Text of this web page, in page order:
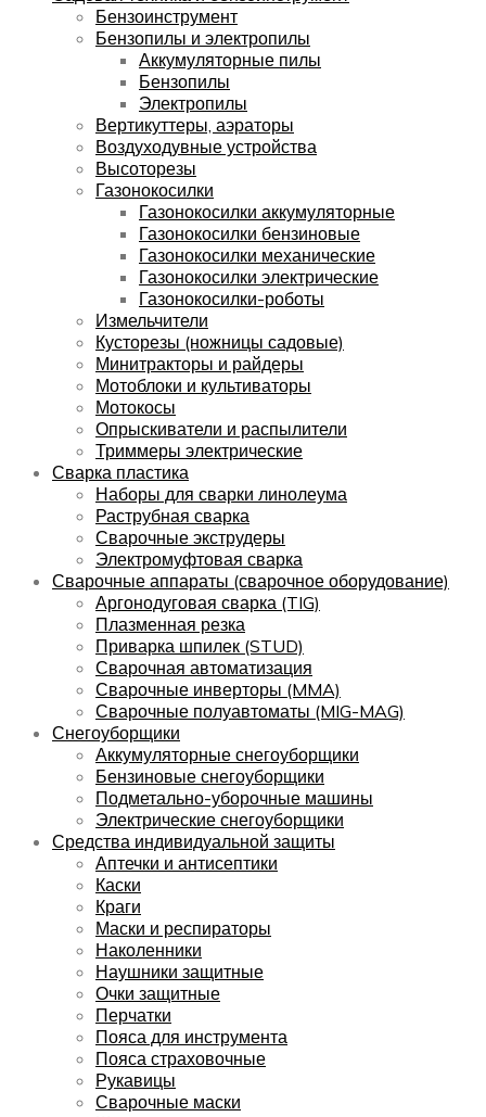
Бензоинструмент
Бензопилы и электропилы
Аккумуляторные пилы
Бензопилы
Электропилы
Вертикуттеры, аэраторы
Воздуходувные устройства
Высоторезы
Газонокосилки
Газонокосилки аккумуляторные
Газонокосилки бензиновые
Газонокосилки механические
Газонокосилки электрические
Газонокосилки-роботы
Измельчители
Кусторезы (ножницы садовые)
Минитракторы и райдеры
Мотоблоки и культиваторы
Мотокосы
Опрыскиватели и распылители
Триммеры электрические
Сварка пластика
Наборы для сварки линолеума
Раструбная сварка
Сварочные экструдеры
Электромуфтовая сварка
Сварочные аппараты (сварочное оборудование)
Аргонодуговая сварка (TIG)
Плазменная резка
Приварка шпилек (STUD)
Сварочная автоматизация
Сварочные инверторы (MMA)
Сварочные полуавтоматы (MIG-MAG)
Снегоуборщики
Аккумуляторные снегоуборщики
Бензиновые снегоуборщики
Подметально-уборочные машины
Электрические снегоуборщики
Средства индивидуальной защиты
Аптечки и антисептики
Каски
Краги
Маски и респираторы
Наколенники
Наушники защитные
Очки защитные
Перчатки
Пояса для инструмента
Пояса страховочные
Рукавицы
Сварочные маски